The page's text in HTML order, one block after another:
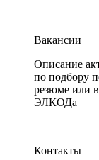
Вакансии
Описание
по подбору
резюме или
ЭЛКОДа
Контакты